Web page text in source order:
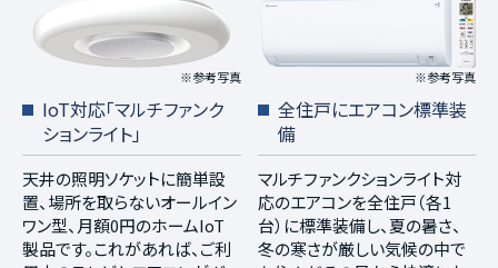
※参考写真
IoT対応「マルチファンク
ションライト」
天井の照明ソケットに簡単設
置、場所を取らないオールイン
ワン型、月額0円のホームIoT
製品です。これがあれば、ご利
※参考写真
全住戸にエアコン標準装
備
マルチファンクションライト対
応のエアコンを全住戸（各1
台）に標準装備し、夏の暑さ、
冬の寒さが厳しい気候の中で